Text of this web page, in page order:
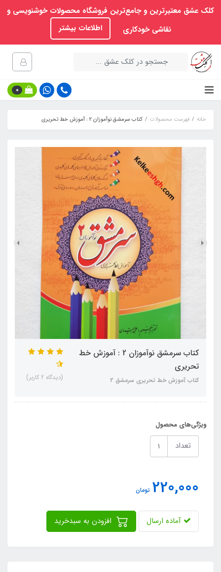
کلک عشق معتبرترین و جامع‌ترین فروشگاه محصولات خوشنویسی و
نقاشی خودکاری
اطلاعات بیشتر
0
خانه فهرست محصولات کتاب سرمشق نوآموزان 2 : آموزش خط تحریری
کتاب سرمشق نوآموزان 2 : آموزش خط
تحریری
کتاب آموزش خط تحریری سرمشق 2 (دیدگاه 2 کاربر)
ویژگی‌های محصول
تعداد
220,000 تومان
آماده ارسال